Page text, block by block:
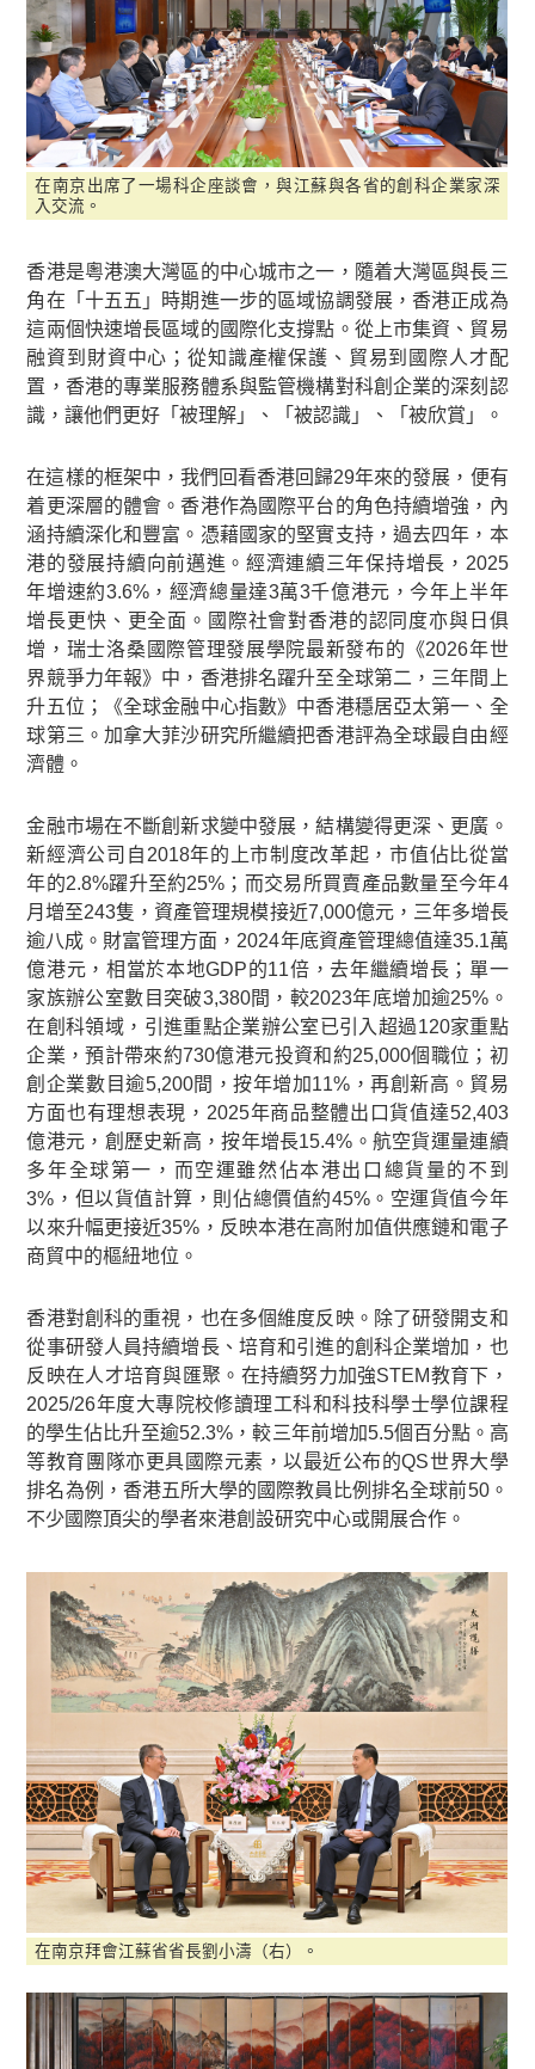
在南京出席了一場科企座談會，與江蘇與各省的創科企業家深
入交流。
香港是粵港澳大灣區的中心城市之一，隨着大灣區與長三
角在「十五五」時期進一步的區域協調發展，香港正成為
這兩個快速增長區域的國際化支撐點。從上市集資、貿易
融資到財資中心；從知識產權保護、貿易到國際人才配
置，香港的專業服務體系與監管機構對科創企業的深刻認
識，讓他們更好「被理解」、「被認識」、「被欣賞」。
在這樣的框架中，我們回看香港回歸29年來的發展，便有
着更深層的體會。香港作為國際平台的角色持續增強，內
涵持續深化和豐富。憑藉國家的堅實支持，過去四年，本
港的發展持續向前邁進。經濟連續三年保持增長，2025
年增速約3.6%，經濟總量達3萬3千億港元，今年上半年
增長更快、更全面。國際社會對香港的認同度亦與日俱
增，瑞士洛桑國際管理發展學院最新發布的《2026年世
界競爭力年報》中，香港排名躍升至全球第二，三年間上
升五位；《全球金融中心指數》中香港穩居亞太第一、全
球第三。加拿大菲沙研究所繼續把香港評為全球最自由經
濟體。
金融市場在不斷創新求變中發展，結構變得更深、更廣。
新經濟公司自2018年的上市制度改革起，市值佔比從當
年的2.8%躍升至約25%；而交易所買賣產品數量至今年4
月增至243隻，資產管理規模接近7,000億元，三年多增長
逾八成。財富管理方面，2024年底資產管理總值達35.1萬
億港元，相當於本地GDP的11倍，去年繼續增長；單一
家族辦公室數目突破3,380間，較2023年底增加逾25%。
在創科領域，引進重點企業辦公室已引入超過120家重點
企業，預計帶來約730億港元投資和約25,000個職位；初
創企業數目逾5,200間，按年增加11%，再創新高。貿易
方面也有理想表現，2025年商品整體出口貨值達52,403
億港元，創歷史新高，按年增長15.4%。航空貨運量連續
多年全球第一，而空運雖然佔本港出口總貨量的不到
3%，但以貨值計算，則佔總價值約45%。空運貨值今年
以來升幅更接近35%，反映本港在高附加值供應鏈和電子
商貿中的樞紐地位。
香港對創科的重視，也在多個維度反映。除了研發開支和
從事研發人員持續增長、培育和引進的創科企業增加，也
反映在人才培育與匯聚。在持續努力加強STEM教育下，
2025/26年度大專院校修讀理工科和科技科學士學位課程
的學生佔比升至逾52.3%，較三年前增加5.5個百分點。高
等教育團隊亦更具國際元素，以最近公布的QS世界大學
排名為例，香港五所大學的國際教員比例排名全球前50。
不少國際頂尖的學者來港創設研究中心或開展合作。
在南京拜會江蘇省省長劉小濤（右）。